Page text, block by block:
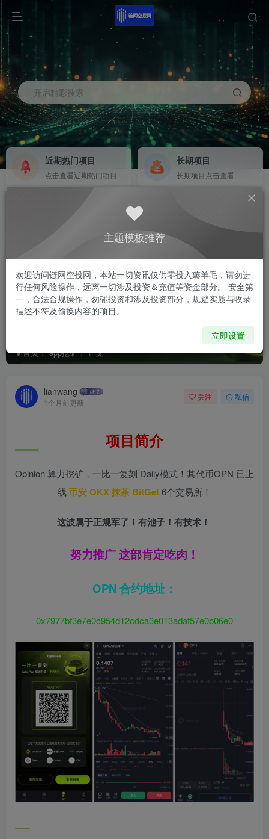
开启精彩搜索
近期热门项目
点击查看近期热门项目
长期项目
长期项目点击查看
首页 app挖矿 正文
12.5W+
lianwang
1个月前更新
关注 私信
项目简介
Opinion 算力挖矿，一比一复刻 Daily模式！其代币OPN 已上
线 币安 OKX 抹茶 BitGet6个交易所！
这波属于正规军了！有池子！有技术！
努力推广 这部肯定吃肉！
OPN 合约地址：
0x7977bf3e7e0c954d12cdca3e013adaf57e0b06e0
主题模板推荐
欢迎访问链网空投网，本站一切资讯仅供零投入薅羊毛，请勿进
行任何风险操作，远离一切涉及投资＆充值等资金部分。 安全第
一，合法合规操作，勿碰投资和涉及投资部分，规避实质与收录
描述不符及偷换内容的项目。
立即设置